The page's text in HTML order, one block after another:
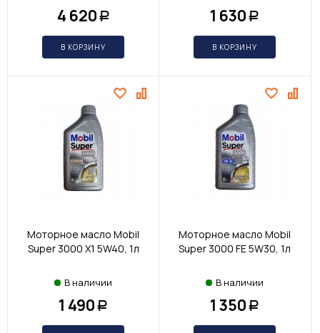
4 620 Р
В КОРЗИНУ
1 630 Р
В КОРЗИНУ
Моторное масло Mobil
Super 3000 X1 5W40, 1л
В наличии
1 490 Р
Моторное масло Mobil
Super 3000 FE 5W30, 1л
В наличии
1 350 Р